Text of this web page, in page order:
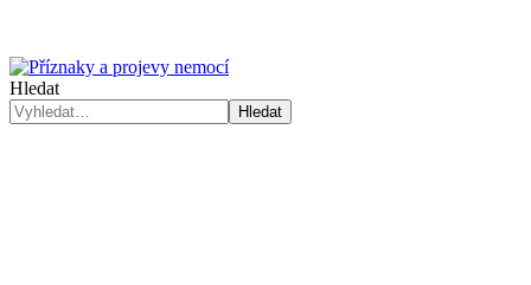
Hledat
Hledat